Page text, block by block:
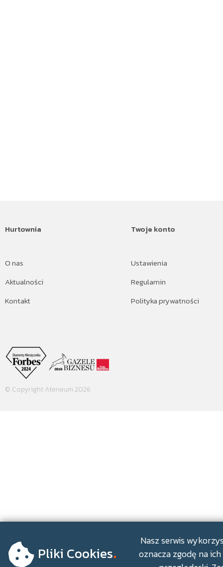
Hurtownia
O nas
Aktualności
Kontakt
Twoje konto
Ustawienia
Regulamin
Polityka prywatności
© Copyright Ateneum 2026
Pliki Cookies.
Nasz serwis
oznacza zgodę na